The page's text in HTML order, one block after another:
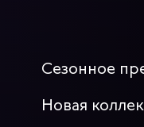
Сезонное
Новая